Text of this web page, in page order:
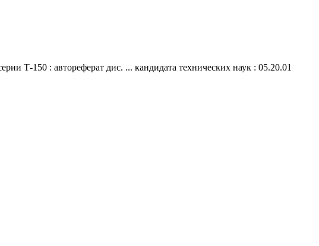
Т-150 : автореферат дис. ... кандидата технических наук : 05.20.01